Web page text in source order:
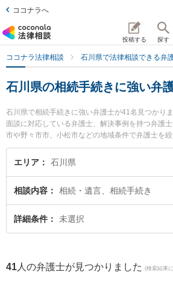
ココナラへ
投稿する 探す
ココナラ法律相談 石川県で法律相談できる弁
石川県の相続手続きに強い弁
石川県で相続手続きに強い弁護士が41名見つかり
面談に対応している弁護士、解決事例を持つ弁護
市や野々市市、小松市などの地域条件で弁護士を
関係する家族間の相続トラブルや認知症の相続、
絞り込み検索もでき便利です。特に能美法律事務
夜間に発生した相続手続きのトラブルを今すぐに
手続きのトラブル解決の実績豊富な近くの弁護士
料で相続手続きを法律相談できる石川県内の弁護
エリア 石川県
相談内容 相続・遺言、相続手続き
詳細条件 未選択
41 人の弁護士が見つかりました (検索結果